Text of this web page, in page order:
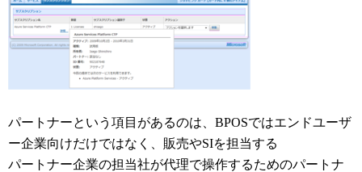
パートナーという項目があるのは、BPOSではエンドユーザ
ー企業向けだけではなく、販売やSIを担当する
パートナー企業の担当社が代理で操作するためのパートナ